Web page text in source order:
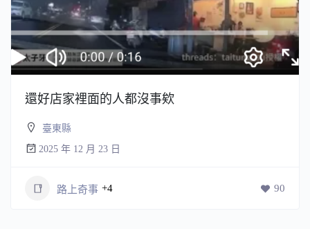
還好店家裡面的人都沒事欸
臺東縣
2025 年 12 月 23 日
路上奇事 +4 90